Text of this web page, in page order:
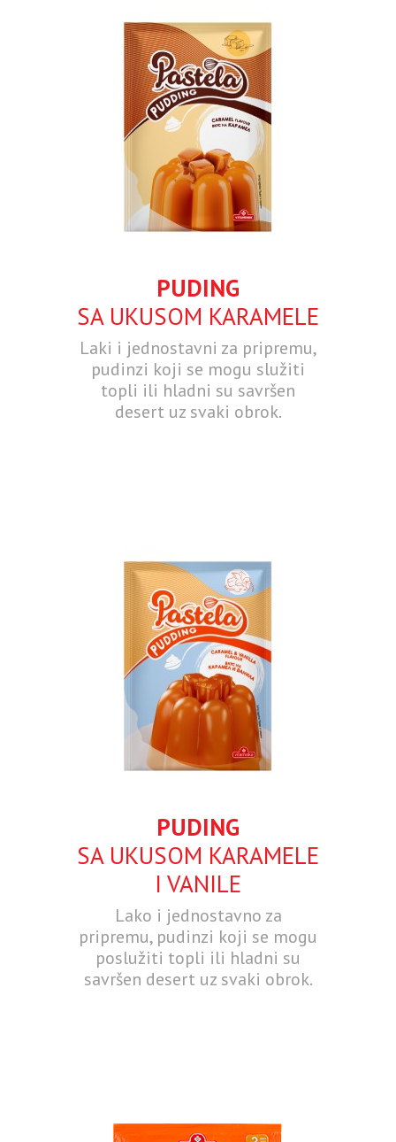
PUDING
SA UKUSOM KARAMELE
Laki i jednostavni za pripremu,
pudinzi koji se mogu služiti
topli ili hladni su savršen
desert uz svaki obrok.
PUDING
SA UKUSOM KARAMELE
I VANILE
Lako i jednostavno za
pripremu, pudinzi koji se mogu
poslužiti topli ili hladni su
savršen desert uz svaki obrok.